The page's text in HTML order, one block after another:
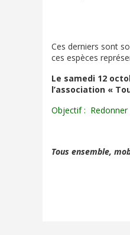
Ces derniers sont
ces espèces
Le samedi 12
l’association «
Objectif : Redonner
Tous ensemble,